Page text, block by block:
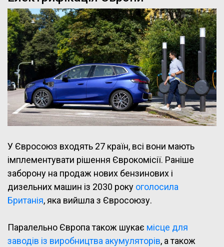
У Євросоюз входять 27 країн, всі вони мають
імплементувати рішення Єврокомісії. Раніше
заборону на продаж нових бензинових і
дизельних машин із 2030 року оголосила
Британія, яка вийшла з Євросоюзу.
Паралельно Європа також шукає місце для
заводів із виробництва акумуляторів, а також